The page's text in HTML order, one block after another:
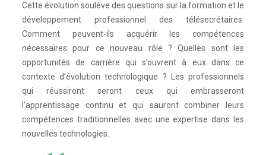
Cette évolution soulève des questions sur la formation et le
développement professionnel des télésecrétaires.
Comment peuvent-ils acquérir les compétences
nécessaires pour ce nouveau rôle ? Quelles sont les
opportunités de carrière qui s’ouvrent à eux dans ce
contexte d’évolution technologique ? Les professionnels
qui réussiront seront ceux qui embrasseront
l’apprentissage continu et qui sauront combiner leurs
compétences traditionnelles avec une expertise dans les
nouvelles technologies.